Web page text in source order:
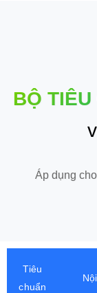
BỘ TIÊU
Áp dụng
Tiêu
chuẩn